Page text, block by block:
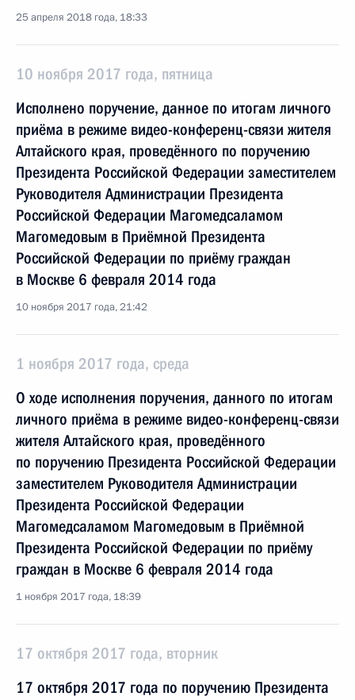
25 апреля 2018 года, 18:33
10 ноября 2017 года, пятница
Исполнено поручение, данное по итогам личного
приёма в режиме видео-конференц-связи жителя
Алтайского края, проведённого по поручению
Президента Российской Федерации заместителем
Руководителя Администрации Президента
Российской Федерации Магомедсаламом
Магомедовым в Приёмной Президента
Российской Федерации по приёму граждан
в Москве 6 февраля 2014 года
10 ноября 2017 года, 21:42
1 ноября 2017 года, среда
О ходе исполнения поручения, данного по итогам
личного приёма в режиме видео-конференц-связи
жителя Алтайского края, проведённого
по поручению Президента Российской Федерации
заместителем Руководителя Администрации
Президента Российской Федерации
Магомедсаламом Магомедовым в Приёмной
Президента Российской Федерации по приёму
граждан в Москве 6 февраля 2014 года
1 ноября 2017 года, 18:39
17 октября 2017 года, вторник
17 октября 2017 года по поручению Президента